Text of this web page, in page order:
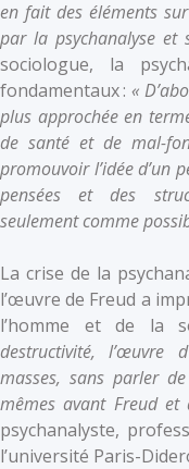
en fait des éléments
par la psychanalyse et
sociologue, la
fondamentaux : «
plus approchée en
de santé et de mal-
promouvoir l’idée d’un
pensées et des
seulement comme
La crise de la
l’œuvre de Freud a
l’homme et de la
destructivité, l’œuvre
masses, sans parler
mêmes avant Freud et
psychanalyste,
l’université Paris-